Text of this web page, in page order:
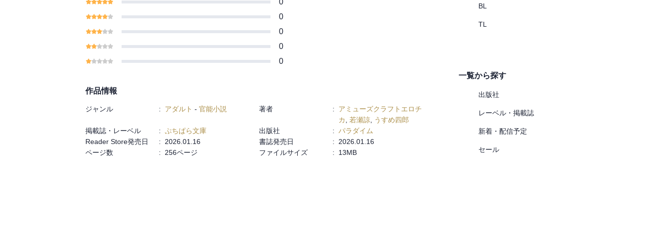
0
0
0
0
0
作品情報
ジャンル : アダルト - 官能小説 著者 :
アミューズクラフトエロチ
カ
若瀬諒
うすめ四郎
掲載誌・レーベル
: ぷちぱら文庫 出版社 : パラダイム
Reader Store発売日
: 2026.01.16 書誌発売日 :
2026.01.16
ページ数
: 256ページ ファイルサイズ : 13MB
BL
TL
一覧から探す
出版社
レーベル・掲載誌
新着・配信予定
セール